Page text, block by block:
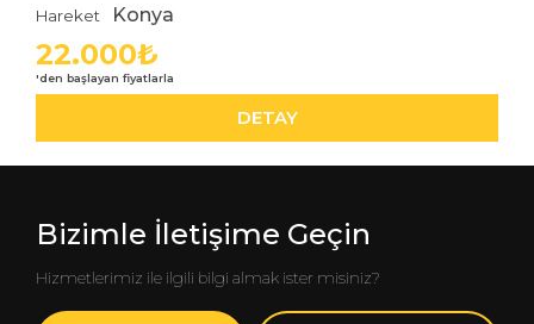
Hareket Konya
22.000₺
DETAY
Bizimle İletişime Geçin
Hizmetlerimiz ile ilgili bilgi almak ister misiniz?